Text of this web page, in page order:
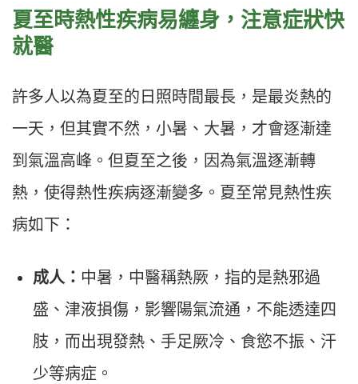
夏至時熱性疾病易纏身，注意症狀快
就醫
許多人以為夏至的日照時間最長，是最炎熱的
一天，但其實不然，小暑、大暑，才會逐漸達
到氣溫高峰。但夏至之後，因為氣溫逐漸轉
熱，使得熱性疾病逐漸變多。夏至常見熱性疾
病如下：
成人： 中暑，中醫稱熱厥，指的是熱邪過
盛、津液損傷，影響陽氣流通，不能透達四
肢，而出現發熱、手足厥冷、食慾不振、汗
少等病症。